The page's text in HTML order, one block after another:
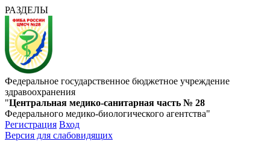
РАЗДЕЛЫ
Федеральное государственное бюджетное учреждение
здравоохранения
"Центральная медико-санитарная часть № 28
Федерального медико-биологического агентства"
Регистрация Вход
Версия для слабовидящих